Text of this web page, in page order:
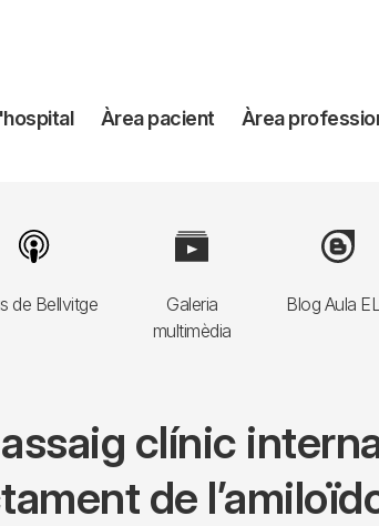
Àrea pacient Àrea
de Bellvitge
Image
Galeria
multimèdia
Image
Blog Aula
Image
clínic
de